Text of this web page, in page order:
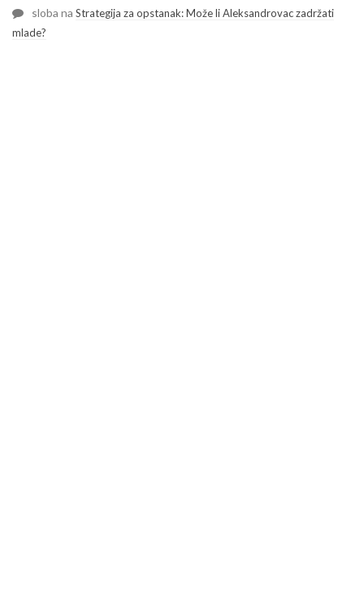
sloba na Strategija za opstanak: Može li Aleksandrovac zadržati
mlade?